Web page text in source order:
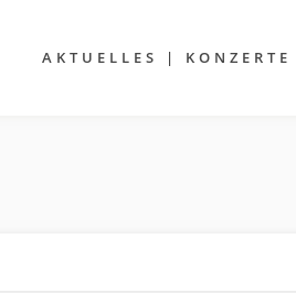
AKTUELLES | KONZERTE